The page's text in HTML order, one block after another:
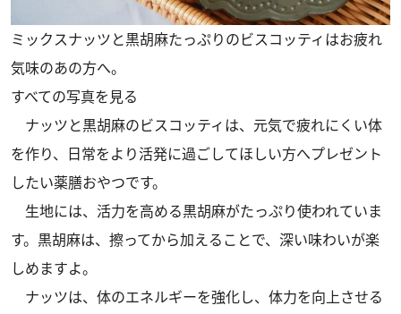
ミックスナッツと黒胡麻たっぷりのビスコッティはお疲れ
気味のあの方へ。
すべての写真を見る
ナッツと黒胡麻のビスコッティは、元気で疲れにくい体
を作り、日常をより活発に過ごしてほしい方へプレゼント
したい薬膳おやつです。
生地には、活力を高める黒胡麻がたっぷり使われていま
す。黒胡麻は、擦ってから加えることで、深い味わいが楽
しめますよ。
ナッツは、体のエネルギーを強化し、体力を向上させる